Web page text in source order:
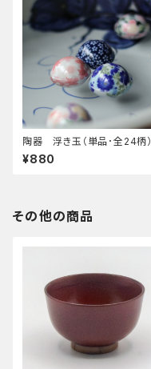
陶器 浮き玉（単品･全24柄）
¥880
その他の商品